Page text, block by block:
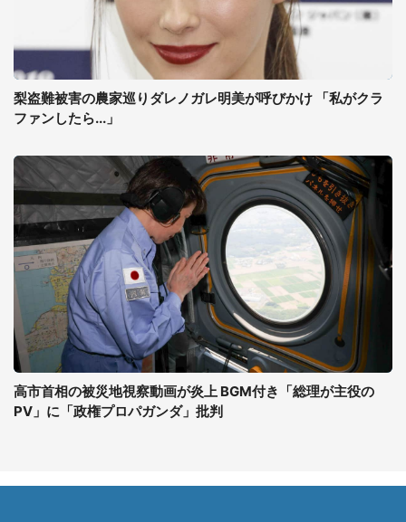
梨盗難被害の農家巡りダレノガレ明美が呼びかけ 「私がクラ
ファンしたら...」
高市首相の被災地視察動画が炎上 BGM付き「総理が主役の
PV」に「政権プロパガンダ」批判